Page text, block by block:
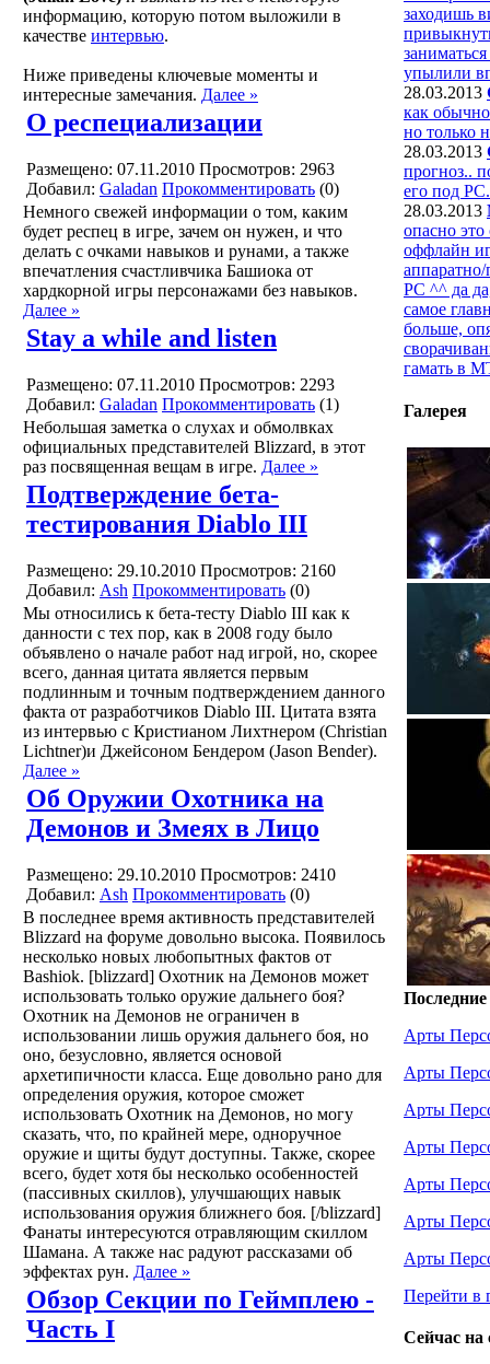
информацию, которую потом выложили в
качестве интервью.
Ниже приведены ключевые моменты и
интересные замечания. Далее »
О респециализации
Размещено: 07.11.2010 Просмотров: 2963
Добавил: Galadan Прокомментировать (0)
Немного свежей информации о том, каким
будет респец в игре, зачем он нужен, и что
делать с очками навыков и рунами, а также
впечатления счастливчика Башиока от
хардкорной игры персонажами без навыков.
Далее »
Stay a while and listen
Размещено: 07.11.2010 Просмотров: 2293
Добавил: Galadan Прокомментировать (1)
Небольшая заметка о слухах и обмолвках
официальных представителей Blizzard, в этот
раз посвященная вещам в игре. Далее »
Подтверждение бета-
тестирования Diablo III
Размещено: 29.10.2010 Просмотров: 2160
Добавил: Ash Прокомментировать (0)
Мы относились к бета-тесту Diablo III как к
данности с тех пор, как в 2008 году было
объявлено о начале работ над игрой, но, скорее
всего, данная цитата является первым
подлинным и точным подтверждением данного
факта от разработчиков Diablo III. Цитата взята
из интервью с Кристианом Лихтнером (Christian
Lichtner)и Джейсоном Бендером (Jason Bender).
Далее »
Об Оружии Охотника на
Демонов и Змеях в Лицо
Размещено: 29.10.2010 Просмотров: 2410
Добавил: Ash Прокомментировать (0)
В последнее время активность представителей
Blizzard на форуме довольно высока. Появилось
несколько новых любопытных фактов от
Bashiok. [blizzard] Охотник на Демонов может
использовать только оружие дальнего боя?
Охотник на Демонов не ограничен в
использовании лишь оружия дальнего боя, но
оно, безусловно, является основой
архетипичности класса. Еще довольно рано для
определения оружия, которое сможет
использовать Охотник на Демонов, но могу
сказать, что, по крайней мере, одноручное
оружие и щиты будут доступны. Также, скорее
всего, будет хотя бы несколько особенностей
(пассивных скиллов), улучшающих навык
использования оружия ближнего боя. [/blizzard]
Фанаты интересуются отравляющим скиллом
Шамана. А также нас радуют рассказами об
эффектах рун. Далее »
Обзор Секции по Геймплею -
Часть I
заходишь
упылили
28.03.2013
как
но только
28.03.2013
прогноз..
его под
28.03.2013
опасно
оффлайн
PC ^^ да
самое
больше,
гамать в
Галерея
Арты
Арты
Арты
Арты
Арты
Арты
Арты
Перейти в
Сейчас на